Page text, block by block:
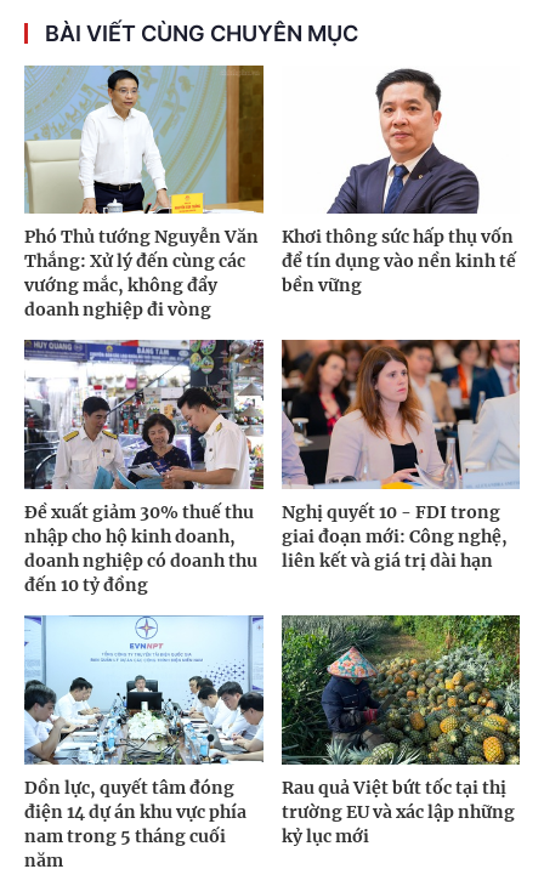
BÀI VIẾT CÙNG CHUYÊN MỤC
Phó Thủ tướng Nguyễn Văn
Thắng: Xử lý đến cùng các
vướng mắc, không đẩy
doanh nghiệp đi vòng
Khơi thông sức hấp thụ vốn
để tín dụng vào nền kinh tế
bền vững
Đề xuất giảm 30% thuế thu
nhập cho hộ kinh doanh,
doanh nghiệp có doanh thu
đến 10 tỷ đồng
Nghị quyết 10 - FDI trong
giai đoạn mới: Công nghệ,
liên kết và giá trị dài hạn
Dồn lực, quyết tâm đóng
điện 14 dự án khu vực phía
nam trong 5 tháng cuối
năm
Rau quả Việt bứt tốc tại thị
trường EU và xác lập những
kỷ lục mới